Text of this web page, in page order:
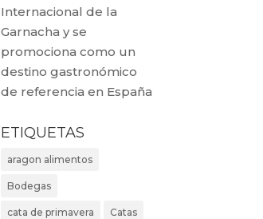
Internacional de la
Garnacha y se
promociona como un
destino gastronómico
de referencia en España
ETIQUETAS
aragon alimentos
Bodegas
cata de primavera Catas